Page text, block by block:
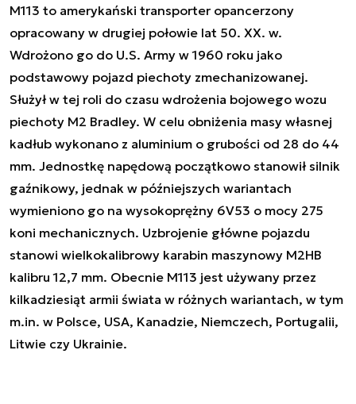
M113 to amerykański transporter opancerzony
opracowany w drugiej połowie lat 50. XX. w.
Wdrożono go do U.S. Army w 1960 roku jako
podstawowy pojazd piechoty zmechanizowanej.
Służył w tej roli do czasu wdrożenia bojowego wozu
piechoty M2 Bradley. W celu obniżenia masy własnej
kadłub wykonano z aluminium o grubości od 28 do 44
mm. Jednostkę napędową początkowo stanowił silnik
gaźnikowy, jednak w późniejszych wariantach
wymieniono go na wysokoprężny 6V53 o mocy 275
koni mechanicznych. Uzbrojenie główne pojazdu
stanowi wielkokalibrowy karabin maszynowy M2HB
kalibru 12,7 mm. Obecnie M113 jest używany przez
kilkadziesiąt armii świata w różnych wariantach, w tym
m.in. w Polsce, USA, Kanadzie, Niemczech, Portugalii,
Litwie czy Ukrainie.